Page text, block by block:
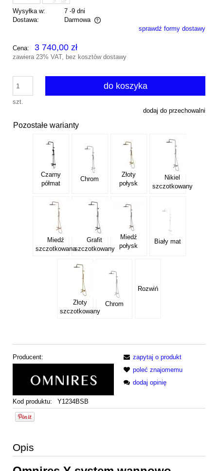
Wysyłka w:
7 -9 dni
Dostawa:
Darmowa
Cena nie zawiera ewentualnych kosztów płatnościsprawdź formy dostawy
Cena: 3 740,00 zł
zawiera 23% VAT, bez kosztów dostawy
szt.
do koszyka
dodaj do przechowalni
Pozostałe warianty
Czarny
półmat
Chrom
Złoty
połysk
Nikiel
szczotkowany
Miedź
szczotkowana
Grafit
szczotkowany
Miedź
połysk
Biały mat
Złoty
szczotkowany
Chrom
Rozwiń
Producent:
Kod produktu: Y1234BSB
zapytaj o produkt
poleć znajomemu
dodaj opinię
Opis